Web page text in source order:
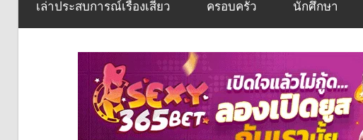
เล่าประสบการณ์เรื่องเสียว ครอบครัว นักศึกษา